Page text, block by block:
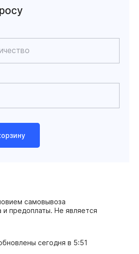
самовывоза
и предоплаты. Не является
сегодня в 5:51